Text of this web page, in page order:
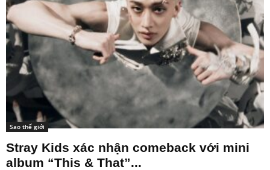
Sao thế giới
Stray Kids xác nhận comeback với mini
album “This & That”...